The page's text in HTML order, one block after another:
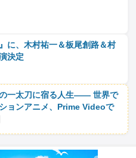
に、木村祐一＆板尾創路＆村
決定
一太刀に宿る人生―― 世界で
ョンアニメ、Prime Videoで